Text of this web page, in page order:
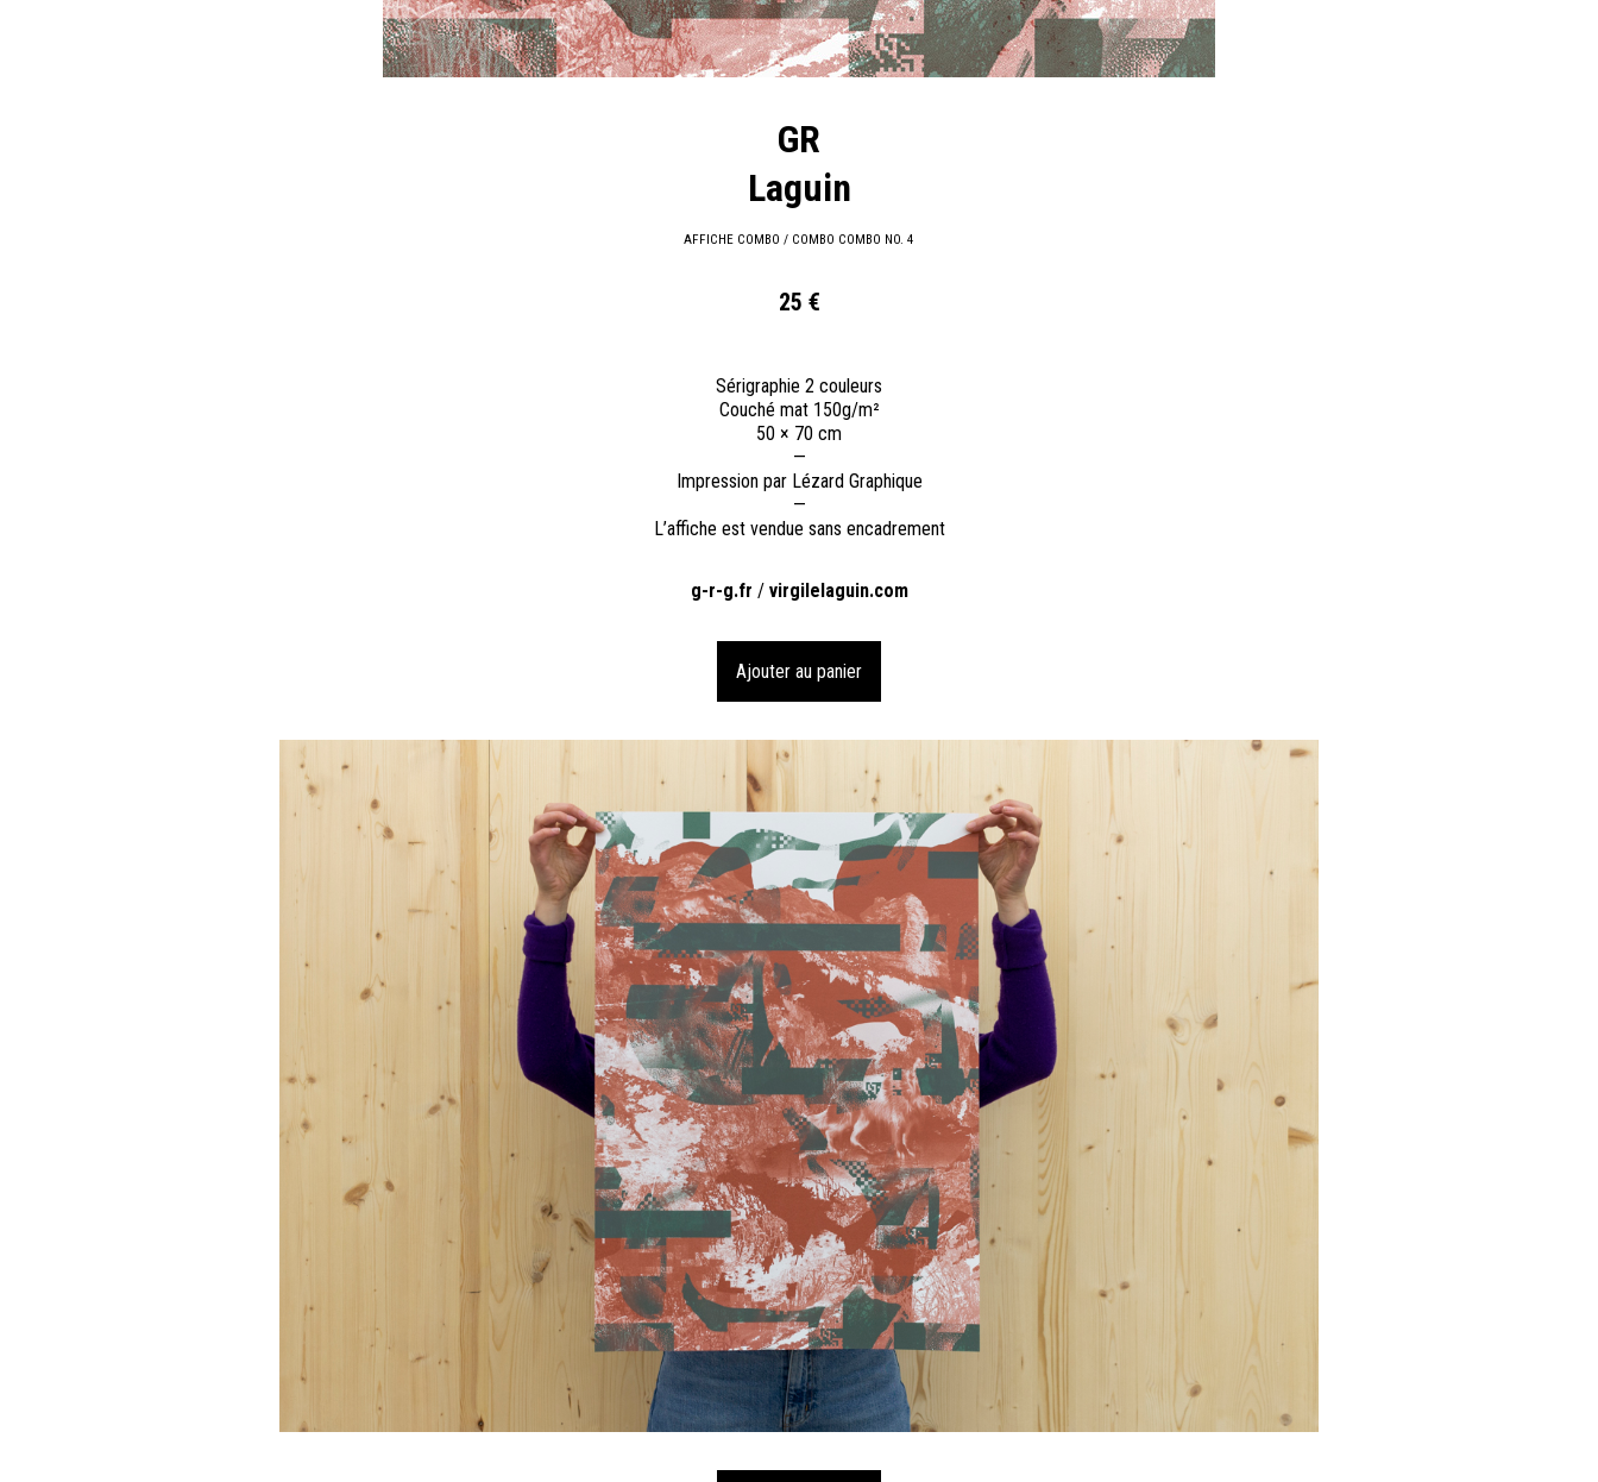
GR
Laguin
AFFICHE COMBO / COMBO COMBO NO. 4
25 €
Sérigraphie 2 couleurs
Couché mat 150g/m²
50 × 70 cm
—
Impression par Lézard Graphique
—
L’affiche est vendue sans encadrement
g-r-g.fr / virgilelaguin.com